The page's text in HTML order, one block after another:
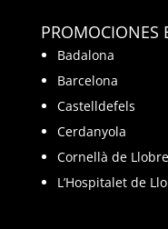
PROMOCIONES
Badalona
Barcelona
Castelldefels
Cerdanyola
Cornellà de
L’Hospitalet de